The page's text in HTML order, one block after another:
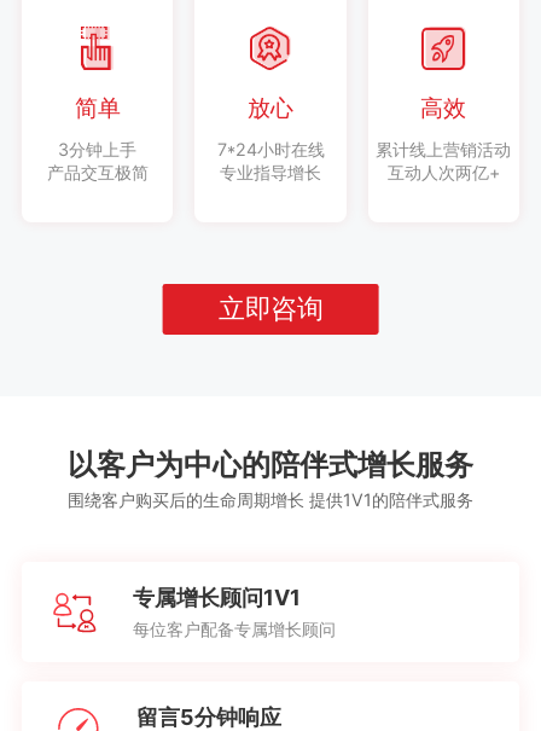
简单
3分钟上手
产品交互极简
放心
7*24小时在线
专业指导增长
高效
累计线上营销活动
互动人次两亿+
立即咨询
以客户为中心的陪伴式增长服务
围绕客户购买后的生命周期增长 提供1V1的陪伴式服务
专属增长顾问1V1
每位客户配备专属增长顾问
留言5分钟响应